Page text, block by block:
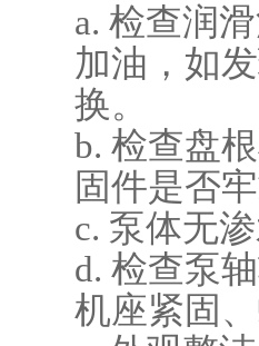
a. 检查润
加油，如
换。
b. 检查盘
固件是否
c. 泵体无
d. 检查泵
机座紧固